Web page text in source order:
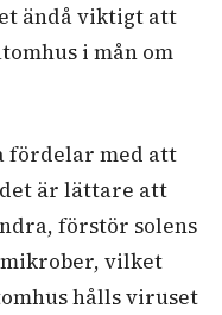
ändå viktigt att
i mån om
fördelar med att
är lättare att
förstör solens
vilket
hålls viruset